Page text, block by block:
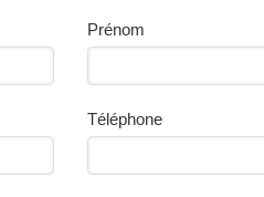
Prénom
Téléphone